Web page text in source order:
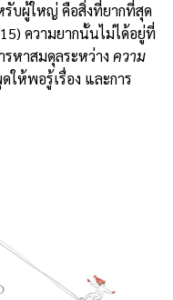
บผู้ใหญ่ คือสิ่งที่ยากที่สุด
ความยากนั้นไม่ได้อยู่ที่
หาสมดุลระหว่าง ความ
ให้พอรู้เรื่อง และการ